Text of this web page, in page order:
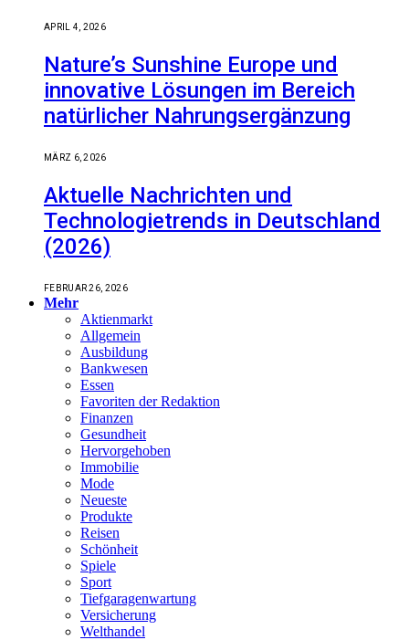
APRIL 4, 2026
Nature’s Sunshine Europe und
innovative Lösungen im Bereich
natürlicher Nahrungsergänzung
MÄRZ 6, 2026
Aktuelle Nachrichten und
Technologietrends in Deutschland
(2026)
FEBRUAR 26, 2026
Mehr
Aktienmarkt
Allgemein
Ausbildung
Bankwesen
Essen
Favoriten der Redaktion
Finanzen
Gesundheit
Hervorgehoben
Immobilie
Mode
Neueste
Produkte
Reisen
Schönheit
Spiele
Sport
Tiefgaragenwartung
Versicherung
Welthandel